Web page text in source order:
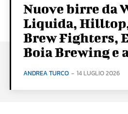
Nuove birre da
Liquida,
Brew Fighters,
Boia Brewing e
ANDREA TURCO - 14 LUGLIO 2026